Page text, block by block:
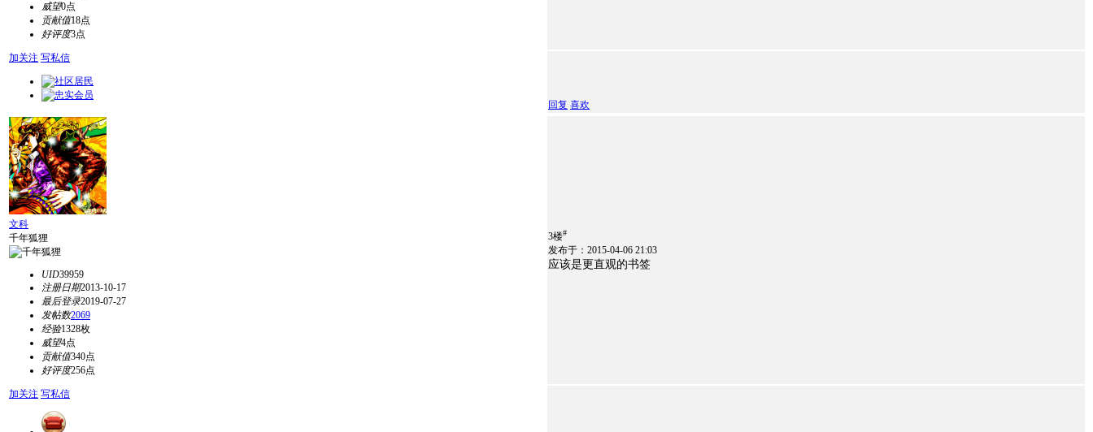
威望0点
贡献值18点
好评度3点
加关注 写私信
回复 喜欢
文科
千年狐狸
UID39959
注册日期2013-10-17
最后登录2019-07-27
发帖数2069
经验1328枚
威望4点
贡献值340点
好评度256点
加关注 写私信
3楼#
发布于：2015-04-06 21:03
应该是更直观的书签